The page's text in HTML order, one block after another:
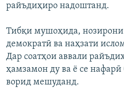
райъдиҳиро надоштанд.
Тибқи мушоҳида, нозирони
демократӣ ва наҳзати
Дар соатҳои аввали
ҳамзамон ду ва ё се нафарӣ
ворид мешуданд.